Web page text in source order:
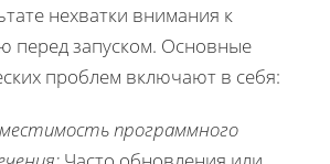
нехватки внимания к
перед запуском. Основные
проблем включают в себя:
программного